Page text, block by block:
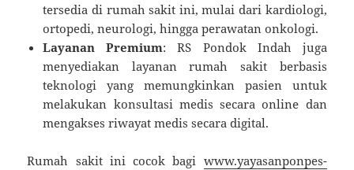
tersedia di rumah sakit ini, mulai dari kardiologi,
ortopedi, neurologi, hingga perawatan onkologi.
Layanan Premium: RS Pondok Indah juga
menyediakan layanan rumah sakit berbasis
teknologi yang memungkinkan pasien untuk
melakukan konsultasi medis secara online dan
mengakses riwayat medis secara digital.
Rumah sakit ini cocok bagi www.yayasanponpes-